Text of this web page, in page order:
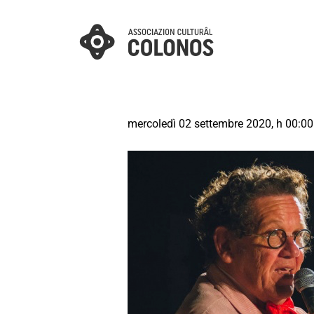
mercoledì 02 settembre 2020, h 00:00